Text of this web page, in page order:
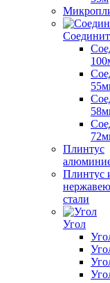
Плинтус
Плинтус
стали
Угол